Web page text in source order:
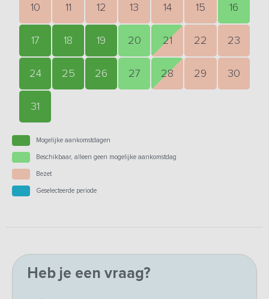
10 11 12 13 14 15 16
17 18 19 20 21 22 23
24 25 26 27 28 29 30
31
Mogelijke aankomstdagen
Beschikbaar, alleen geen mogelijke aankomstdag
Bezet
Geselecteerde periode
Heb je een vraag?